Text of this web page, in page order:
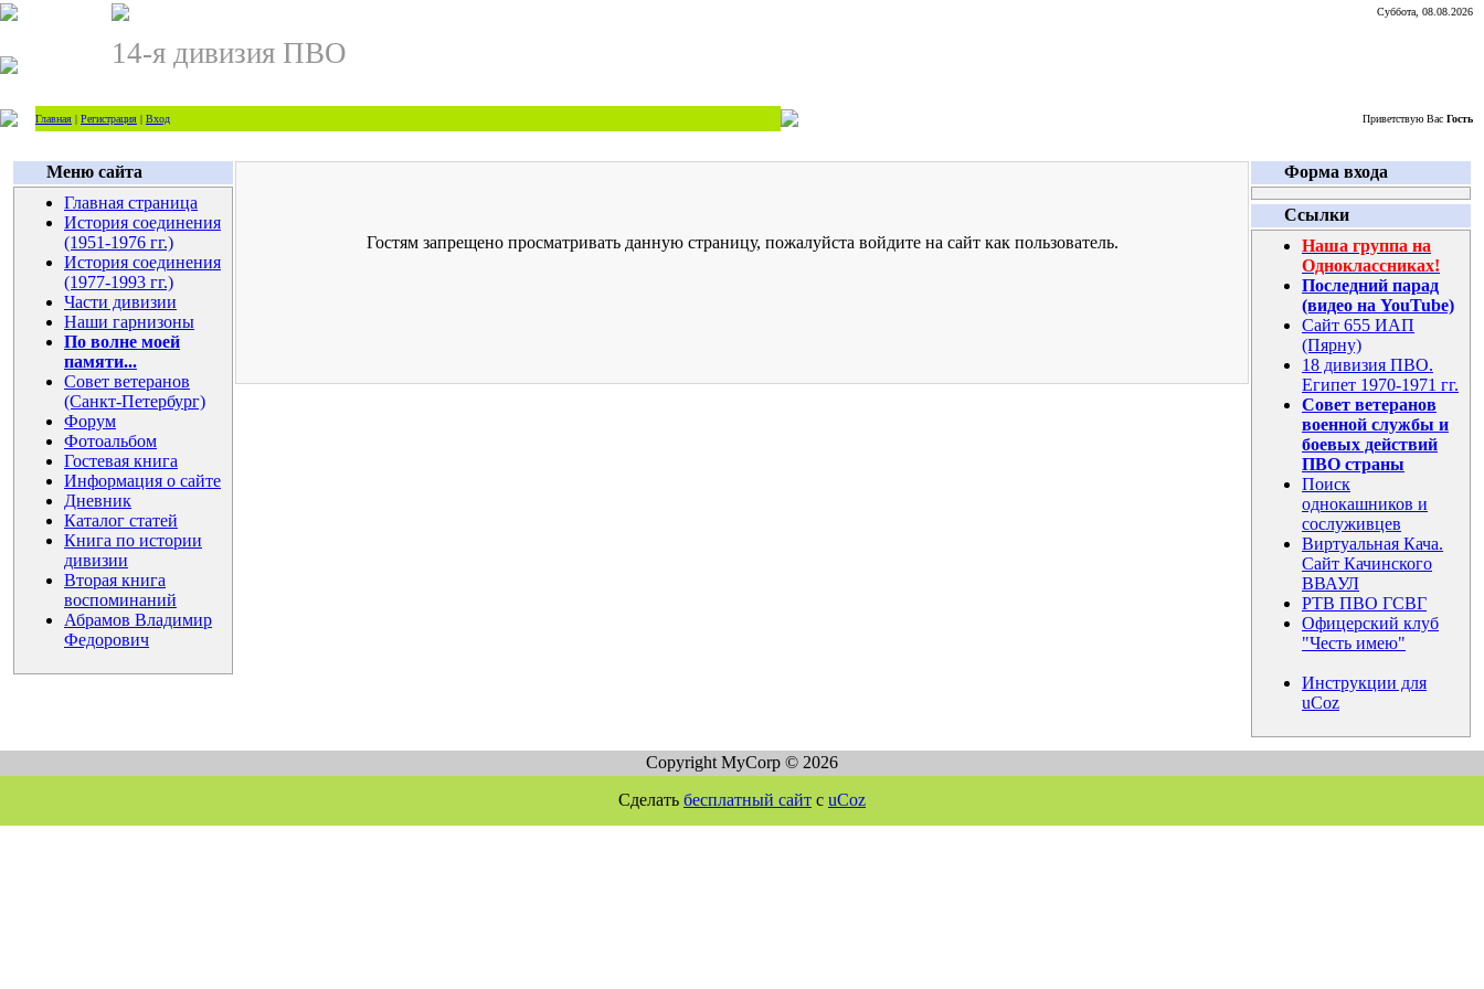
Суббота, 08.08.2026
14-я дивизия ПВО
Главная | Регистрация | Вход Приветствую Вас Гость
Меню сайта
Главная страница
История соединения
(1951-1976 гг.)
История соединения
(1977-1993 гг.)
Части дивизии
Наши гарнизоны
По волне моей
памяти...
Совет ветеранов
(Санкт-Петербург)
Форум
Фотоальбом
Гостевая книга
Информация о сайте
Дневник
Каталог статей
Книга по истории
дивизии
Вторая книга
воспоминаний
Абрамов Владимир
Федорович
Гостям запрещено просматривать данную страницу, пожалуйста войдите на сайт как пользователь.
Форма входа
Ссылки
Наша группа на
Одноклассниках!
Последний парад
(видео на YouTube)
Сайт 655 ИАП
(Пярну)
18 дивизия ПВО.
Египет 1970-1971 гг.
Совет ветеранов
военной службы и
боевых действий
ПВО страны
Поиск
однокашников и
сослуживцев
Виртуальная Кача.
Сайт Качинского
ВВАУЛ
РТВ ПВО ГСВГ
Офицерский клуб
"Честь имею"
Инструкции для
uCoz
Copyright MyCorp © 2026
Сделать бесплатный сайт с uCoz